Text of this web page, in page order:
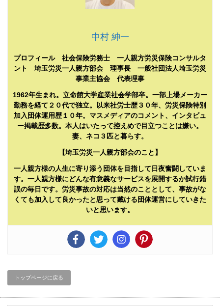
中村 紳一
プロフィール 社会保険労務士 一人親方労災保険コンサルタ
ント 埼玉労災一人親方部会 理事長 一般社団法人埼玉労災
事業主協会 代表理事
1962年生まれ。立命館大学産業社会学部卒。一部上場メーカー
勤務を経て２０代で独立。以来社労士歴３０年、労災保険特別
加入団体運用歴１０年。マスメディアのコメント、インタビュ
ー掲載歴多数。本人はいたって控えめで目立つことは嫌い。
妻、ネコ３匹と暮らす。
【埼玉労災一人親方部会のこと】
一人親方様の人生に寄り添う団体を目指して日夜奮闘していま
す。一人親方様にどんな有意義なサービスを展開するか試行錯
誤の毎日です。労災事故の対応は当然のこととして、事故がな
くても加入して良かったと思って戴ける団体運営にしていきた
いと思います。
トップページに戻る